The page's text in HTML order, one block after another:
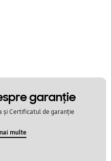
garanţie
și Certificatul de garanție
multe